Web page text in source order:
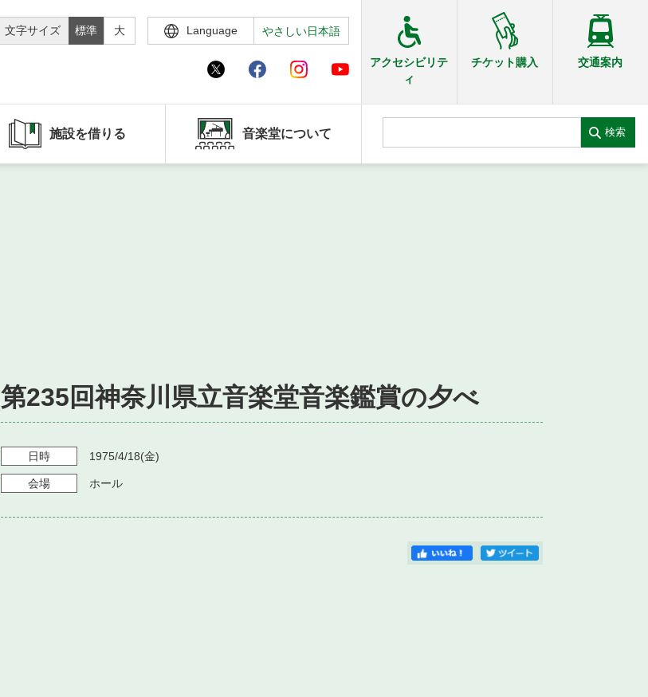
文字サイズ 標準 大 Language やさしい日本語
アクセシビリテ
ィ
チケット購入 交通案内
施設を借りる 音楽堂について 検索
第235回神奈川県立音楽堂音楽鑑賞の夕べ
日時 1975/4/18(金)
会場 ホール